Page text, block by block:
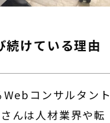
続けている理由
コンサルタント
んは人材業界や転